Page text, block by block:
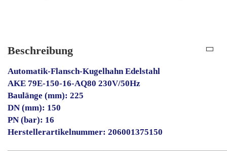
Beschreibung
Automatik-Flansch-Kugelhahn Edelstahl
AKE 79E-150-16-AQ80 230V/50Hz
Baulänge (mm): 225
DN (mm): 150
PN (bar): 16
Herstellerartikelnummer: 206001375150